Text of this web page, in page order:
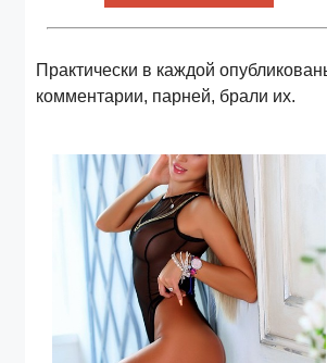
Практически в каждой
комментарии, парней, брали их.